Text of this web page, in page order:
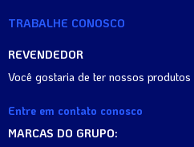
TRABALHE CONOSCO
REVENDEDOR
Você gostaria de ter nossos produtos
Entre em contato conosco
MARCAS DO GRUPO: